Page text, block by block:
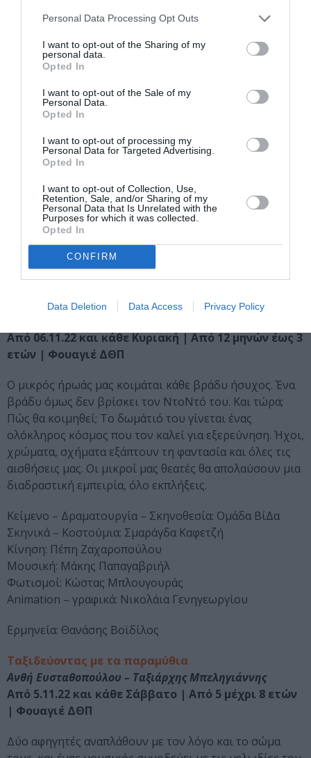
Personal Data Processing Opt Outs
I want to opt-out of the Sharing of my
personal data.
Opted In
I want to opt-out of the Sale of my
Personal Data.
Opted In
I want to opt-out of processing my
Personal Data for Targeted Advertising.
Opted In
I want to opt-out of Collection, Use,
Retention, Sale, and/or Sharing of my
Personal Data that Is Unrelated with the
Purposes for which it was collected.
Opted In
CONFIRM
Data Deletion Data Access Privacy Policy
Θέατρο Σκιών
Κεντρική Σκηνή | Από 09.10.22 και κάθε Κυριακή
11:30 | Από 3 έως 103 ετών
Πολλά έχει κάνει στη ζωή του πίσω από τον μπερντέ ο
Καραγκιόζης, μα αυτό πρώτη του φορά. Γίνεται
πρόεδρος στη συνεδρίαση του Συλλόγου Γονέων και
τα εγγόνια των γνωστών μας από το Θέατρο Σκιών
ηρώων, εμφανίζονται για πρώτη φορά επί σκηνής κι
Κείμενο: Σάκης Σερέφας
Σκηνοθεσία: Αριστοτέλης Μακρής
Σκηνικά: Μάριος Γιαννούλης
Σχεδιασμός και ζωγραφική φιγούρων: Κώστας Μακρής,
Μπάμπης Μακρής
ΝτοΝτό!
Από 06.11.22 και κάθε Κυριακή | Από 12 μηνών έως 3
ετών | Φουαγιέ ΔΘΠ
Ο μικρός ήρωάς μας κοιμάται κάθε βράδυ ήσυχος. Ένα
βράδυ όμως δεν βρίσκει τον ΝτοΝτό του. Και τώρα;
Πώς θα κοιμηθεί; Το δωμάτιό του γίνεται ένας
ολόκληρος κόσμος που τον καλεί για εξερεύνηση. Ήχοι,
χρώματα, σχήματα εξάπτουν τη φαντασία και όλες τις
αισθήσεις μας. Οι μικροί μας θεατές θα απολαύσουν μια
διαδραστική εμπειρία, όλο εκπλήξεις.
Κείμενο – Δραματουργία – Σκηνοθεσία: Ομάδα ΒίΔα
Σκηνικά – Κοστούμια: Σμαράγδα Καφετζή
Κίνηση: Πέπη Ζαχαροπούλου
Μουσική: Μάκης Παπαγαβριήλ
Φωτισμοί: Κώστας Μπλουγουράς
Αnimation – γραφικά: Νικολάια Γενηγεωργίου
Ερμηνεία: Θανάσης Βοϊδίλος
Ταξιδεύοντας με τα παραμύθια
Ανθή Ευσταθοπούλου – Ταξιάρχης Μπεληγιάννης
Από 5.11.22 και κάθε Σάββατο | Από 5 μέχρι 8 ετών
| Φουαγιέ ΔΘΠ
Δύο αφηγητές αναπλάθουν με τον λόγο και το σώμα